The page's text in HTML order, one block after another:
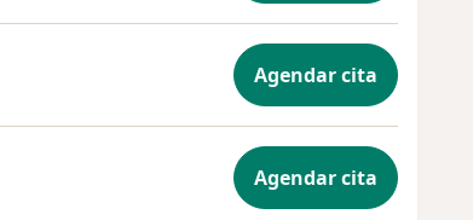
Agendar cita
Agendar cita